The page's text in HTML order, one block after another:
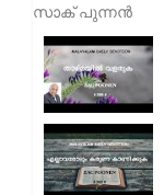
സാക് പുന്നൻ